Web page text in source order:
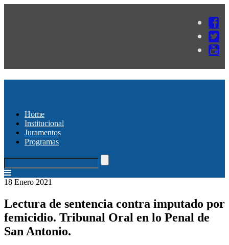
Home
Institucional
Juramentos
Programas
18 Enero 2021
Lectura de sentencia contra imputado por
femicidio. Tribunal Oral en lo Penal de
San Antonio.